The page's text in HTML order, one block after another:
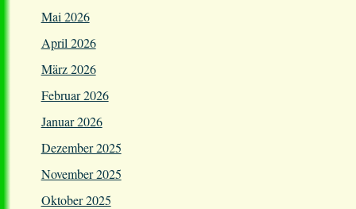
Mai 2026
April 2026
März 2026
Februar 2026
Januar 2026
Dezember 2025
November 2025
Oktober 2025